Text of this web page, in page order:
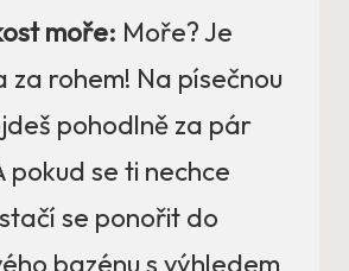
moře: Moře? Je
za rohem! Na písečnou
pohodlně za pár
pokud se ti nechce
se ponořit do
bazénu s výhledem